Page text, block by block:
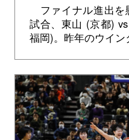
ファイナル進出を
試合、東山 (京都)
福岡)。昨年のウイ